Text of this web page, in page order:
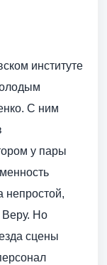
институте
С ним
у пары
непростой,
Веру. Но
сцены